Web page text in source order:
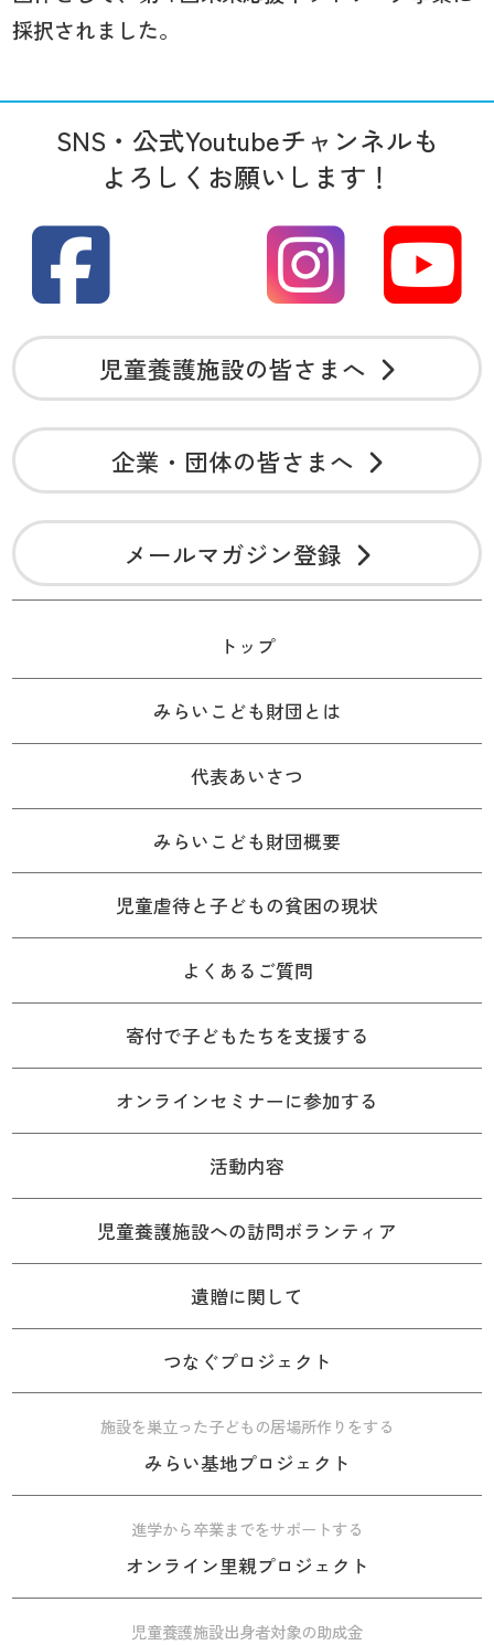
採択されました。
SNS・公式Youtubeチャンネルも
よろしくお願いします！
児童養護施設の皆さまへ
企業・団体の皆さまへ
メールマガジン登録
トップ
みらいこども財団とは
代表あいさつ
みらいこども財団概要
児童虐待と子どもの貧困の現状
よくあるご質問
寄付で子どもたちを支援する
オンラインセミナーに参加する
活動内容
児童養護施設への訪問ボランティア
遺贈に関して
つなぐプロジェクト
施設を巣立った子どもの居場所作りをする
みらい基地プロジェクト
進学から卒業までをサポートする
オンライン里親プロジェクト
児童養護施設出身者対象の助成金